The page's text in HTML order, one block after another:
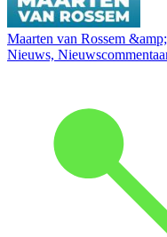
Maarten van Rossem
Nieuws,